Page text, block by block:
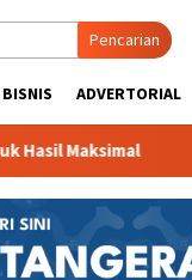
Pencarian
BISNIS ADVERTORIAL
Raden